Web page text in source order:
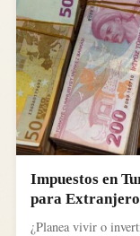
Impuestos en
para
¿Planea vivir o